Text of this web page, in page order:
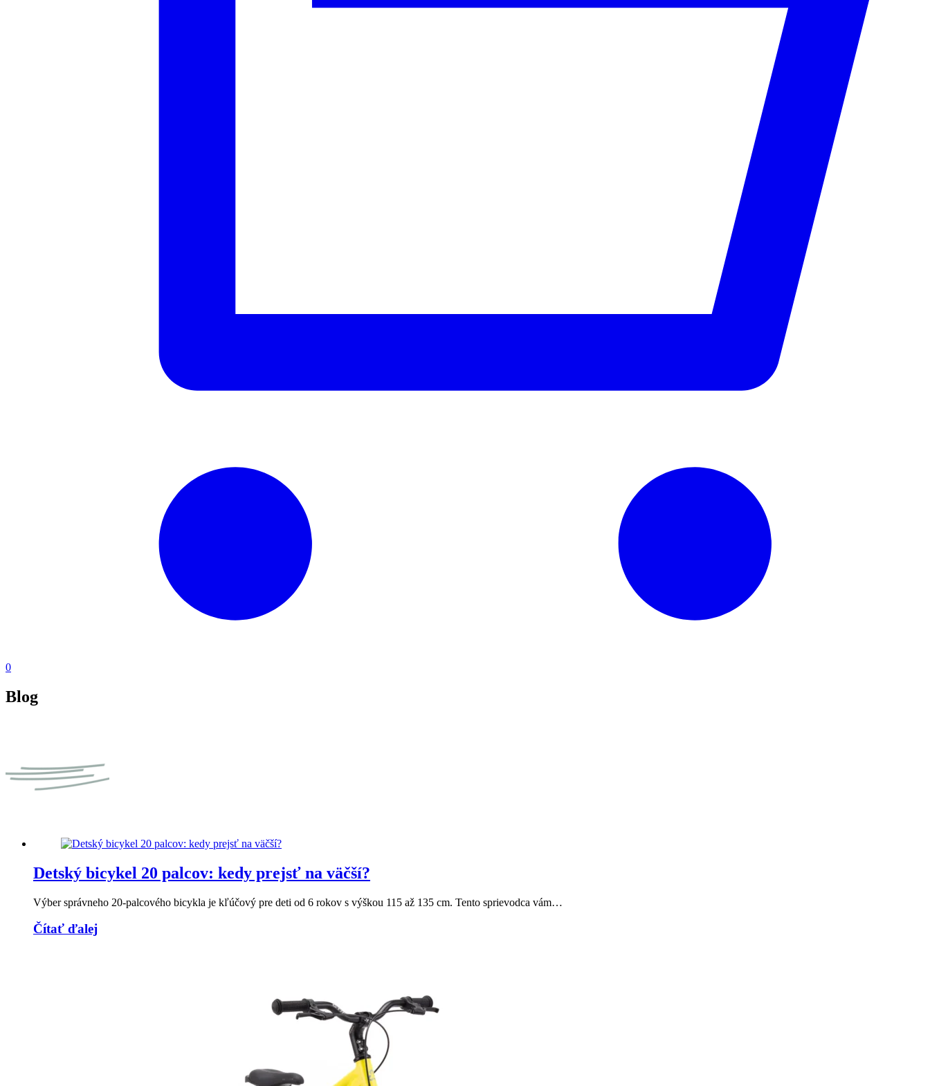
0
Blog
Detský bicykel 20 palcov: kedy prejsť na väčší?
Výber správneho 20-palcového bicykla je kľúčový pre deti od 6 rokov s výškou 115 až 135 cm. Tento sprievodca vám…
Čítať ďalej